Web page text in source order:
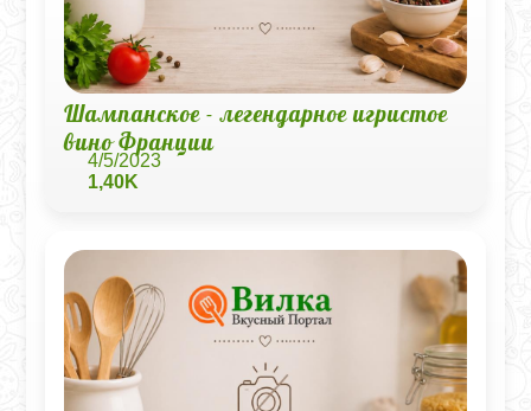
Шампанское - легендарное игристое
вино Франции
4/5/2023
1,40K